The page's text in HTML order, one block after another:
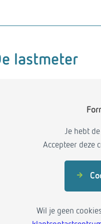
lastmeter
Je hebt
Accepteer deze
Wil je geen